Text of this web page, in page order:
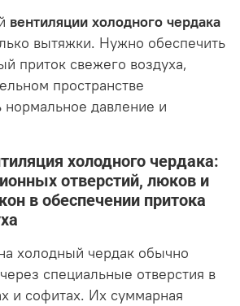
вентиляции холодного чердака
вытяжки. Нужно обеспечить
приток свежего воздуха,
пространстве
давление и
холодного чердака:
отверстий, люков и
в обеспечении притока
холодный чердак обычно
специальные отверстия в
и софитах. Их суммарная